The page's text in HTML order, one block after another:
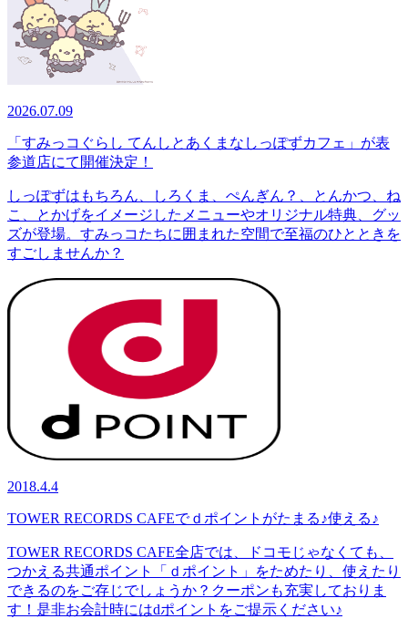
2026.07.09
「すみっコぐらし てんしとあくまなしっぽずカフェ」が表
参道店にて開催決定！
しっぽずはもちろん、しろくま、ぺんぎん？、とんかつ、ね
こ、とかげをイメージしたメニューやオリジナル特典、グッ
ズが登場。すみっコたちに囲まれた空間で至福のひとときを
すごしませんか？
2018.4.4
TOWER RECORDS CAFEでｄポイントがたまる♪使える♪
TOWER RECORDS CAFE全店では、ドコモじゃなくても、
つかえる共通ポイント「ｄポイント」をためたり、使えたり
できるのをご存じでしょうか？クーポンも充実しておりま
す！是非お会計時にはdポイントをご提示ください♪